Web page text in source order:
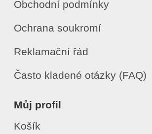
Obchodní podmínky
Ochrana soukromí
Reklamační řád
Často kladené otázky (FAQ)
Můj profil
Košík